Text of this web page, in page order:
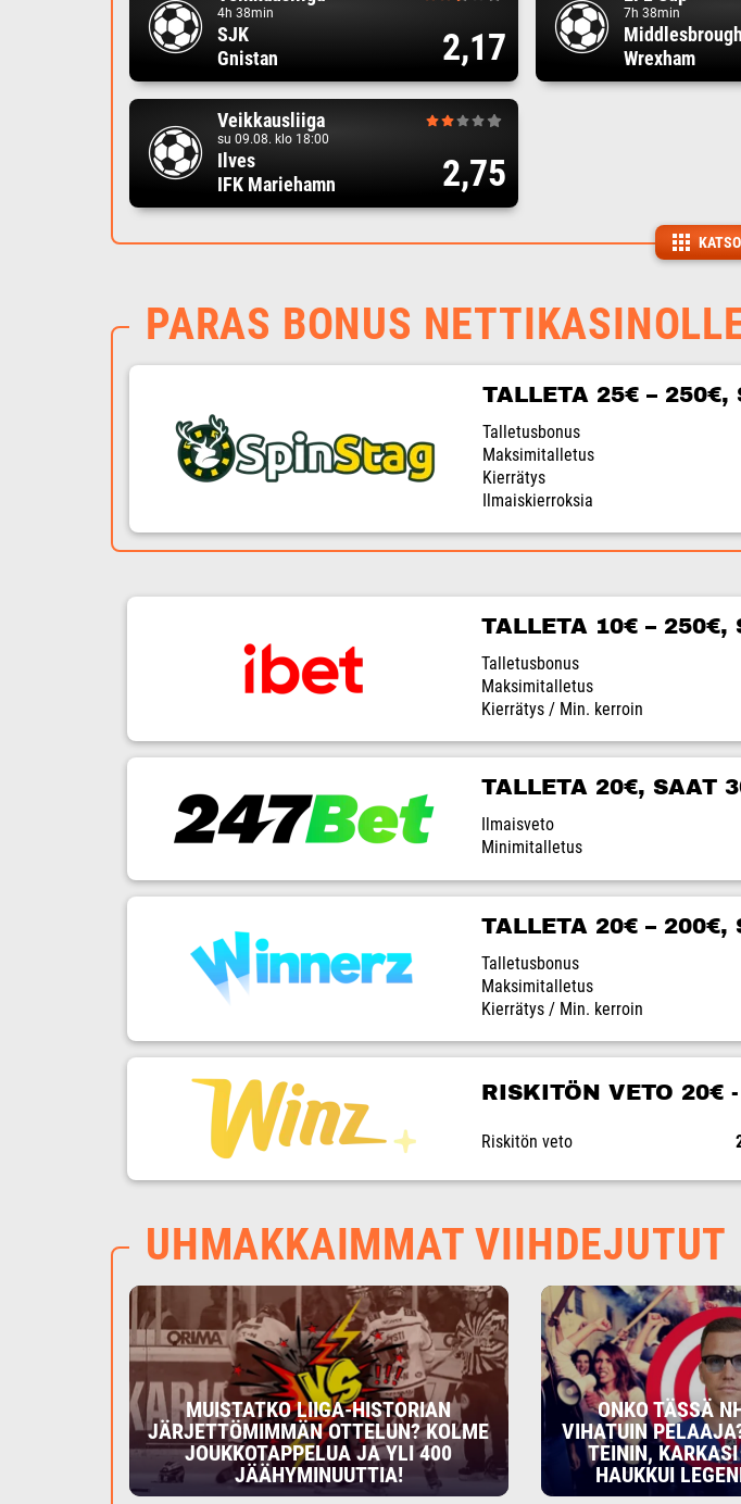
4h 38min
SJK
Gnistan
2,17
7h 38min
Middlesbrough
Wrexham
Veikkausliiga
su 09.08. klo 18:00
Ilves
IFK Mariehamn
2,75
PARAS BONUS
TALLETA 25€ – 250€,
Talletusbonus
Maksimitalletus
Kierrätys
Ilmaiskierroksia
TALLETA 10€ – 250€,
Talletusbonus
Maksimitalletus
Kierrätys / Min. kerroin
TALLETA 20€, SAAT
Ilmaisveto
Minimitalletus
TALLETA 20€ – 200€,
Talletusbonus
Maksimitalletus
Kierrätys / Min. kerroin
RISKITÖN VETO 20€
Riskitön veto
UHMAKKAIMMAT VIIHDEJUTUT
MUISTATKO LIIGA-HISTORIAN
JÄRJETTÖMIMMÄN OTTELUN? KOLME
JOUKKOTAPPELUA JA YLI 400
JÄÄHYMINUUTTIA!
ONKO TÄSSÄ
VIHATUIN
TEININ,
HAUKKUI